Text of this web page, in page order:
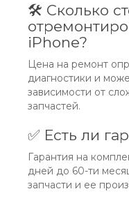
🛠 Сколько
iPhone?
Цена на ремонт
диагностики и
зависимости от
запчастей.
✅ Есть ли
Гарантия на
дней до 60-ти
запчасти и ее